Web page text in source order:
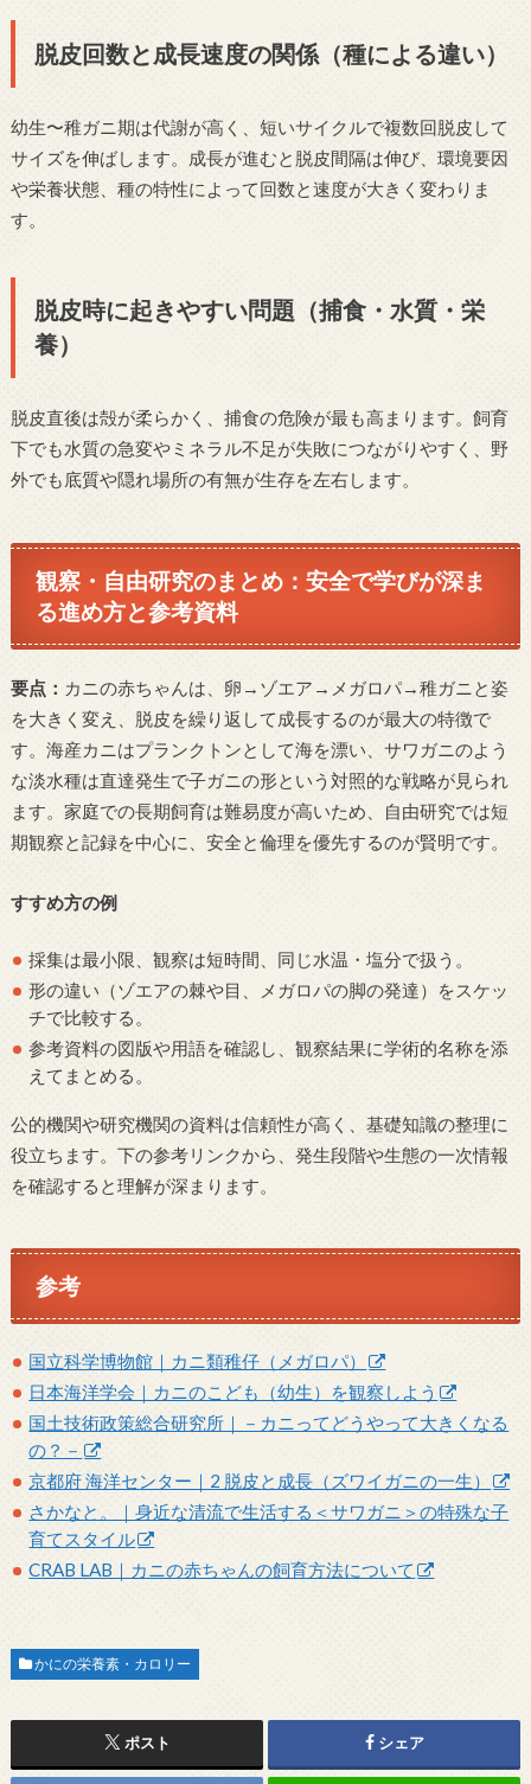
脱皮回数と成長速度の関係（種による違い）
幼生〜稚ガニ期は代謝が高く、短いサイクルで複数回脱皮して
サイズを伸ばします。成長が進むと脱皮間隔は伸び、環境要因
や栄養状態、種の特性によって回数と速度が大きく変わりま
す。
脱皮時に起きやすい問題（捕食・水質・栄
養）
脱皮直後は殻が柔らかく、捕食の危険が最も高まります。飼育
下でも水質の急変やミネラル不足が失敗につながりやすく、野
外でも底質や隠れ場所の有無が生存を左右します。
観察・自由研究のまとめ：安全で学びが深ま
る進め方と参考資料
要点： カニの赤ちゃんは、卵→ゾエア→メガロパ→稚ガニと姿
を大きく変え、脱皮を繰り返して成長するのが最大の特徴で
す。海産カニはプランクトンとして海を漂い、サワガニのよう
な淡水種は直達発生で子ガニの形という対照的な戦略が見られ
ます。家庭での長期飼育は難易度が高いため、自由研究では短
期観察と記録を中心に、安全と倫理を優先するのが賢明です。
すすめ方の例
採集は最小限、観察は短時間、同じ水温・塩分で扱う。
形の違い（ゾエアの棘や目、メガロパの脚の発達）をスケッ
チで比較する。
参考資料の図版や用語を確認し、観察結果に学術的名称を添
えてまとめる。
公的機関や研究機関の資料は信頼性が高く、基礎知識の整理に
役立ちます。下の参考リンクから、発生段階や生態の一次情報
を確認すると理解が深まります。
参考
国立科学博物館｜カニ類稚仔（メガロパ）
日本海洋学会｜カニのこども（幼生）を観察しよう
国土技術政策総合研究所｜－カニってどうやって大きくなる
の？－
京都府 海洋センター｜2 脱皮と成長（ズワイガニの一生）
さかなと。｜身近な清流で生活する＜サワガニ＞の特殊な子
育てスタイル
CRAB LAB｜カニの赤ちゃんの飼育方法について
かにの栄養素・カロリー
ポスト シェア